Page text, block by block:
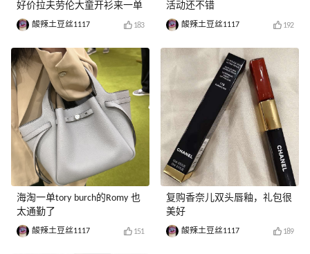
好价拉夫劳伦大童开衫来一单
酸辣土豆丝1117 183
海淘一单tory burch的Romy 也
太通勤了
酸辣土豆丝1117 151
活动还不错
酸辣土豆丝1117 192
复购香奈儿双头唇釉，礼包很
美好
酸辣土豆丝1117 189